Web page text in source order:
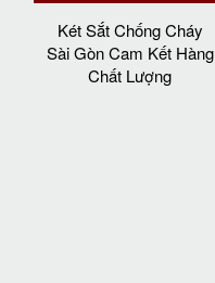
Két Sắt Chống Cháy
Sài Gòn Cam Kết Hàng
Chất Lượng